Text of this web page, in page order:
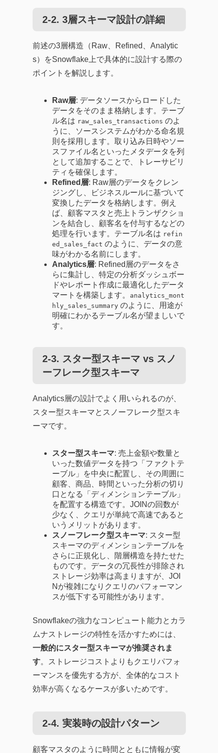
2-2. 3層スキーマ設計の詳細
前述の3層構造（Raw、Refined、Analytic
s）をSnowflake上で具体的に設計する際の
ポイントを解説します。
Raw層: データソースからロードした
データをそのまま格納します。テーブ
ル名は raw_sales_transactions のよ
うに、ソースシステムがわかる命名規
則を採用します。取り込み日時やソー
スファイル名といったメタデータを列
として追加することで、トレーサビリ
ティを確保します。
Refined層: Raw層のデータをクレン
ジングし、ビジネスルールに基づいて
変換したデータを格納します。例え
ば、顧客マスタと売上トランザクショ
ンを結合し、顧客名を付与するなどの
処理を行います。テーブル名は refin
ed_sales_fact のように、データの意
味がわかる名前にします。
Analytics層: Refined層のデータをさ
らに集計し、特定の分析ダッシュボー
ドやレポート作成に最適化したデータ
マートを構築します。
analytics_mont
hly_sales_summaryのように、用途が
明確にわかるテーブル名が望ましいで
す。
2-3. スター型スキーマ vs スノ
ーフレーク型スキーマ
Analytics層の設計でよく用いられるのが、
スター型スキーマとスノーフレーク型スキ
ーマです。
スター型スキーマ: 売上金額や数量と
いった数値データを持つ「ファクトテ
ーブル」を中央に配置し、その周囲に
顧客、商品、時間といった分析の切り
口となる「ディメンションテーブル」
を配置する構造です。JOINの回数が
少なく、クエリが単純で高速であると
いうメリットがあります。
スノーフレーク型スキーマ: スター型
スキーマのディメンションテーブルを
さらに正規化し、階層構造を持たせた
ものです。データの冗長性が排除され
ストレージ効率は高まりますが、JOI
Nが複雑になりクエリのパフォーマン
スが低下する可能性があります。
Snowflakeの強力なコンピュート能力とカラ
ムナストレージの特性を活かすためには、
一般的にスター型スキーマが推奨されま
す。ストレージコストよりもクエリパフォ
ーマンスを優先する方が、全体的なコスト
効率が高くなるケースが多いためです。
2-4. 実装時の設計パターン
顧客マスタのように時間とともに情報が変